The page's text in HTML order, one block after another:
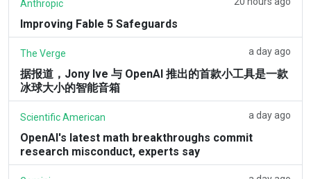
Anthropic
Improving Fable 5 Safeguards
The Verge a day ago
据报道，Jony Ive 与 OpenAI 推出的首款小工具是一款
冰球大小的智能音箱
Scientific American a day ago
OpenAI's latest math breakthroughs commit
research misconduct, experts say